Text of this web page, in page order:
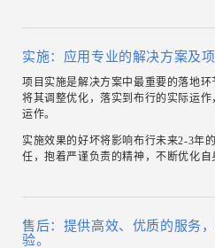
实施：应用专业的解决方案及
项目实施是解决方案中最重要的落地环
将其调整优化，落实到布行的实际运
运作。
实施效果的好坏将影响布行未来2-3年
任，抱着严谨负责的精神，不断优化自
售后：提供高效、优质的服务
验。